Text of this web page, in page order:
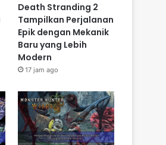
Death Stranding 2
Tampilkan Perjalanan
Epik dengan Mekanik
Baru yang Lebih
Modern
17 jam ago